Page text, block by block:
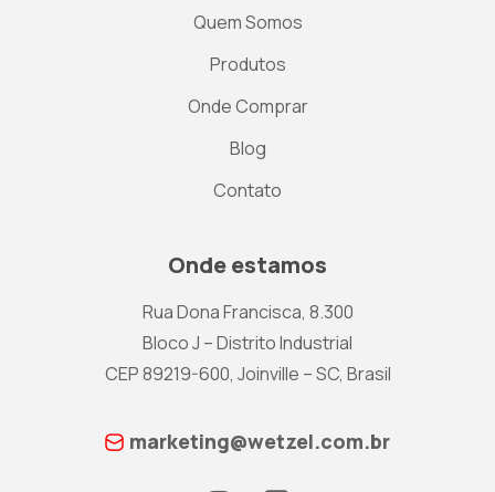
Quem Somos
Produtos
Onde Comprar
Blog
Contato
Onde estamos
Rua Dona Francisca, 8.300
Bloco J – Distrito Industrial
CEP 89219-600, Joinville – SC, Brasil
marketing@wetzel.com.br